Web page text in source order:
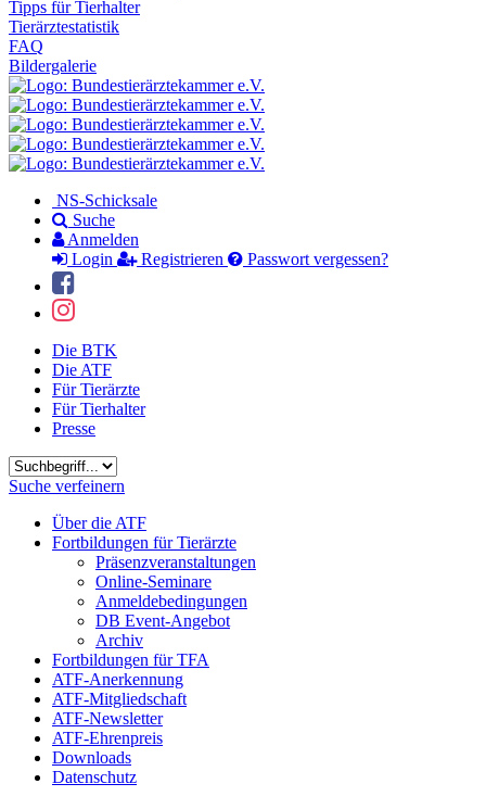
Tipps für Tierhalter
Tierärztestatistik
FAQ
Bildergalerie
NS-Schicksale
Suche
Anmelden
Login
Registrieren Passwort vergessen?
Die BTK
Die ATF
Für Tierärzte
Für Tierhalter
Presse
Suchbegriff
Suche verfeinern
Über die ATF
Fortbildungen für Tierärzte
Präsenzveranstaltungen
Online-Seminare
Anmeldebedingungen
DB Event-Angebot
Archiv
Fortbildungen für TFA
ATF-Anerkennung
ATF-Mitgliedschaft
ATF-Newsletter
ATF-Ehrenpreis
Downloads
Datenschutz